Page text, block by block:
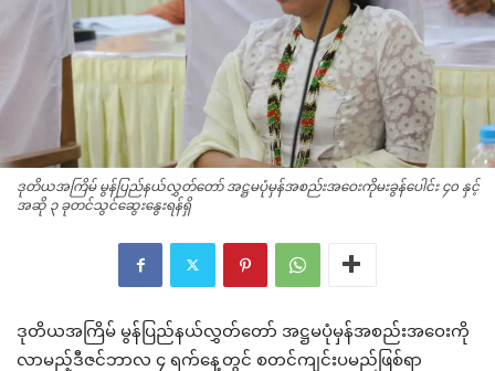
ဒုတိယအကြိမ် မွန်ပြည်နယ်လွှတ်တော် အဋ္ဌမပုံမှန်အစည်းအဝေးကိုမးခွန်ပေါင်း ၄၀ နှင့်
အဆို ၃ ခုတင်သွင်ဆွေးနွေးရန်ရှိ
ဒုတိယအကြိမ် မွန်ပြည်နယ်လွှတ်တော် အဋ္ဌမပုံမှန်အစည်းအဝေးကို
လာမည့်ဒီဇင်ဘာလ ၄ ရက်နေ့တွင် စတင်ကျင်းပမည်ဖြစ်ရာ